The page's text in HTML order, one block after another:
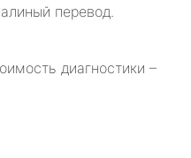
перевод.
диагностики –